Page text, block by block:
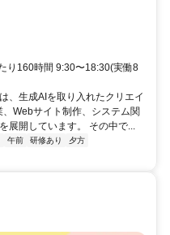
り160時間 9:30〜18:30(実働8
、生成AIを取り入れたクリエイ
Webサイト制作、システム関
展開しています。 その中で...
午前 研修あり
夕方